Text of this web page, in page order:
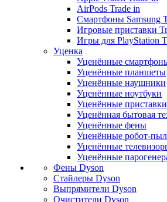
AirPods Trade in
Смартфоны Samsung
Игровые приставки
Игры для PlayStation
Уценка
Уценённые
Уценённые планшеты
Уценённые наушники
Уценённые ноутбуки
Уценённые приставки
Уценённая бытовая
Уценённые фены
Уценённые робот-
Уценённые
Уценённые
Фены Dyson
Стайлеры Dyson
Выпрямители Dyson
Очистители Dyson